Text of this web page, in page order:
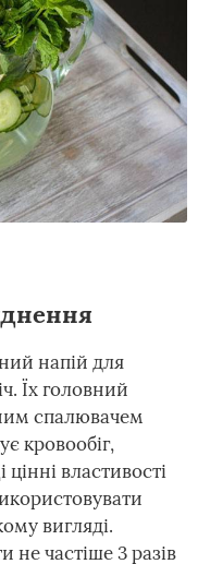
напій для
Їх головний
спалювачем
кровообіг,
властивості
вигляді.
не частіше 3 разів